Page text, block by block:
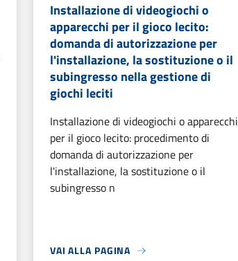
Installazione di videogiochi o
apparecchi per il gioco lecito:
domanda di autorizzazione per
l'installazione, la sostituzione o il
subingresso nella gestione di
giochi leciti
Installazione di videogiochi o apparecchi
per il gioco lecito: procedimento di
domanda di autorizzazione per
l'installazione, la sostituzione o il
subingresso n
VAI ALLA PAGINA